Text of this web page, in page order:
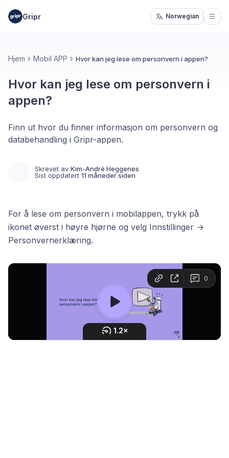
Gripr Norwegian
Hjem Mobil APP Hvor kan jeg lese om personvern i appen?
Hvor kan jeg lese om personvern i
appen?
Finn ut hvor du finner informasjon om personvern og
databehandling i Gripr-appen.
Skrevet av Kim-André Heggenes
Sist oppdatert 11 måneder siden
For å lese om personvern i mobilappen, trykk på
ikonet øverst i høyre hjørne og velg Innstillinger →
Personvernerklæring.